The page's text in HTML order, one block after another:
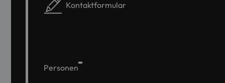
Kontaktformular
Personen